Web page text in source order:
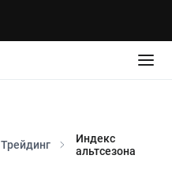
Трейдинг
Индекс
альтсезона